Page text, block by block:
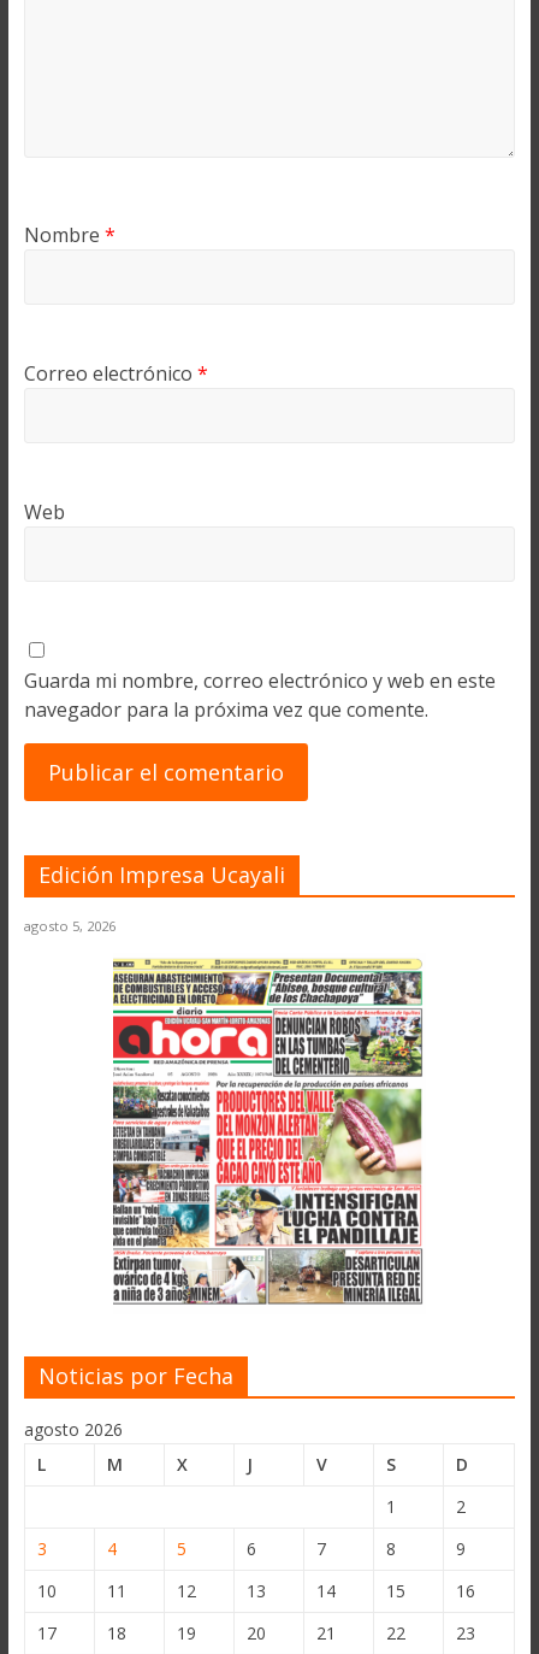
Nombre *
Correo electrónico *
Web
Guarda mi nombre, correo electrónico y web en este
navegador para la próxima vez que comente.
Edición Impresa Ucayali
agosto 5, 2026
Noticias por Fecha
agosto 2026
L
M X J V S
D
1
2
3
4 5 6 7 8
9
10
11 12 13 14 15
16
17
18 19 20 21 22
23